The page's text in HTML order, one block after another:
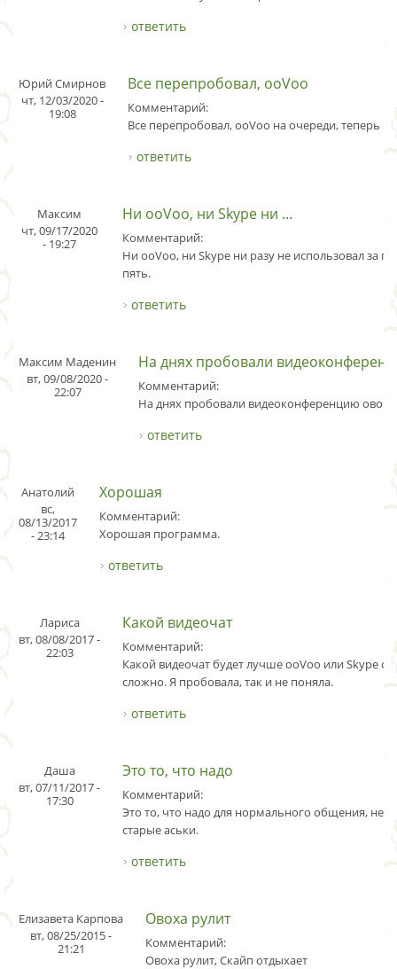
ответить
Юрий Смирнов
чт, 12/03/2020 -
19:08
Все перепробовал, ooVoo
Комментарий:
Все перепробовал, ooVoo на очереди, теперь
ответить
Максим
чт, 09/17/2020
- 19:27
Ни ooVoo, ни Skype ни ...
Комментарий:
Ни ooVoo, ни Skype ни разу не использовал за
пять.
ответить
Максим Маденин
вт, 09/08/2020 -
22:07
На днях пробовали
Комментарий:
На днях пробовали видеоконференцию ово -
ответить
Анатолий
вс,
08/13/2017
- 23:14
Хорошая
Комментарий:
Хорошая программа.
ответить
Лариса
вт, 08/08/2017 -
22:03
Какой видеочат
Комментарий:
Какой видеочат будет лучше ooVoo или Skype
сложно. Я пробовала, так и не поняла.
ответить
Даша
вт, 07/11/2017 -
17:30
Это то, что надо
Комментарий:
Это то, что надо для нормального общения, не
старые аськи.
ответить
Елизавета Карпова
вт, 08/25/2015 -
21:21
Овоха рулит
Комментарий:
Овоха рулит, Скайп отдыхает